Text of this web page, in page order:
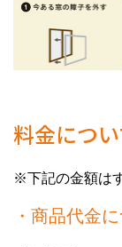
料金につ
※下記の金額は
・商品代金